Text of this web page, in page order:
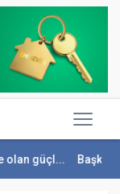
Başkan Altay Umre